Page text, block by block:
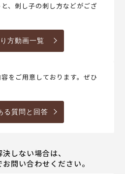
、刺し子の刺し方などがござ
方動画一覧
をご用意しております。ぜひ
る質問と回答
しない場合は、
問い合わせください。